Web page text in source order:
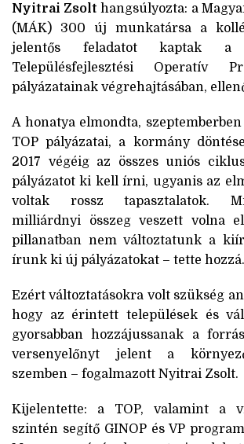
Nyitrai Zsolt hangsúlyozta: a
(MÁK) 300 új munkatársa a
jelentős feladatot kaptak
Településfejlesztési Operatív
pályázatainak végrehajtásában,
A honatya elmondta,
TOP pályázatai, a kormány
2017 végéig az összes uniós
pályázatot ki kell írni, ugyanis az
voltak rossz tapasztalatok.
milliárdnyi összeg veszett volna
pillanatban nem változtatunk a
írunk ki új pályázatokat – tette hozzá.
Ezért változtatásokra volt szükség
hogy az érintett települések és
gyorsabban hozzájussanak a
versenyelőnyt jelent a
szemben – fogalmazott Nyitrai Zsolt.
Kijelentette: a TOP, valamint a
szintén segítő GINOP és VP